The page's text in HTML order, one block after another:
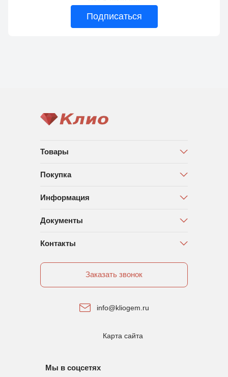
Подписаться
Товары
Покупка
Информация
Документы
Контакты
Заказать звонок
info@kliogem.ru
Карта сайта
Мы в соцсетях